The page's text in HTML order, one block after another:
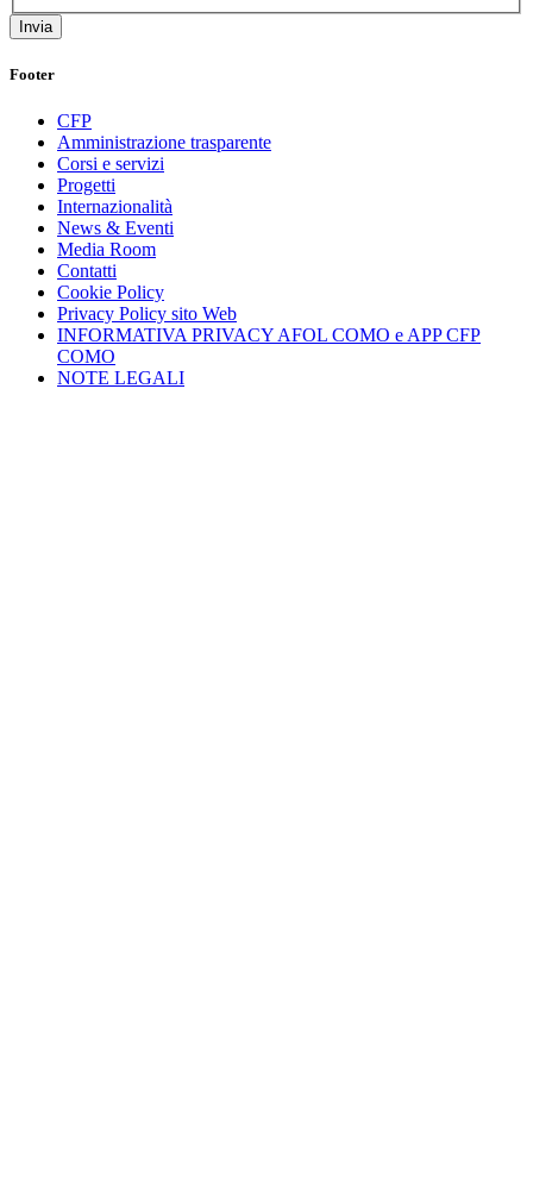
Footer
CFP
Amministrazione trasparente
Corsi e servizi
Progetti
Internazionalità
News & Eventi
Media Room
Contatti
Cookie Policy
Privacy Policy sito Web
INFORMATIVA PRIVACY AFOL COMO e APP CFP
COMO
NOTE LEGALI